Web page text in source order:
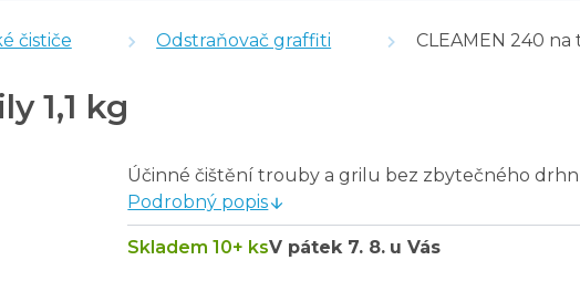
čističe Odstraňovač graffiti CLEAMEN 240 na
1,1 kg
Účinné čištění trouby a grilu bez zbytečného
Podrobný popis
Skladem 10+ ksV pátek 7. 8. u Vás